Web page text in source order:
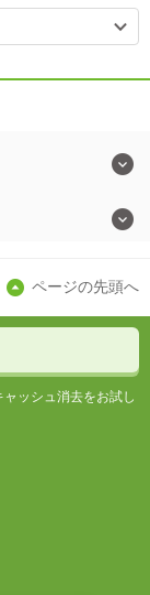
ページの先頭へ
ッシュ消去をお試し